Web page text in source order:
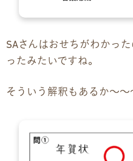
SAさんはおせちがわかっ
ったみたいですね。
そういう解釈もあるか〜〜